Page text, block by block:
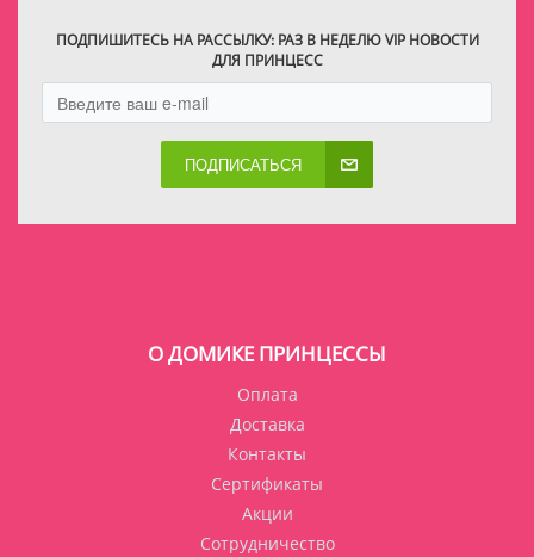
ПОДПИШИТЕСЬ НА РАССЫЛКУ: РАЗ В НЕДЕЛЮ VIP НОВОСТИ
ДЛЯ ПРИНЦЕСС
ПОДПИСАТЬСЯ
О ДОМИКЕ ПРИНЦЕССЫ
Оплата
Доставка
Контакты
Сертификаты
Акции
Сотрудничество